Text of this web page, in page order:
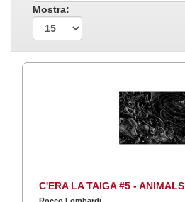
Mostra:
C'ERA LA TAIGA #5 - ANIMALS